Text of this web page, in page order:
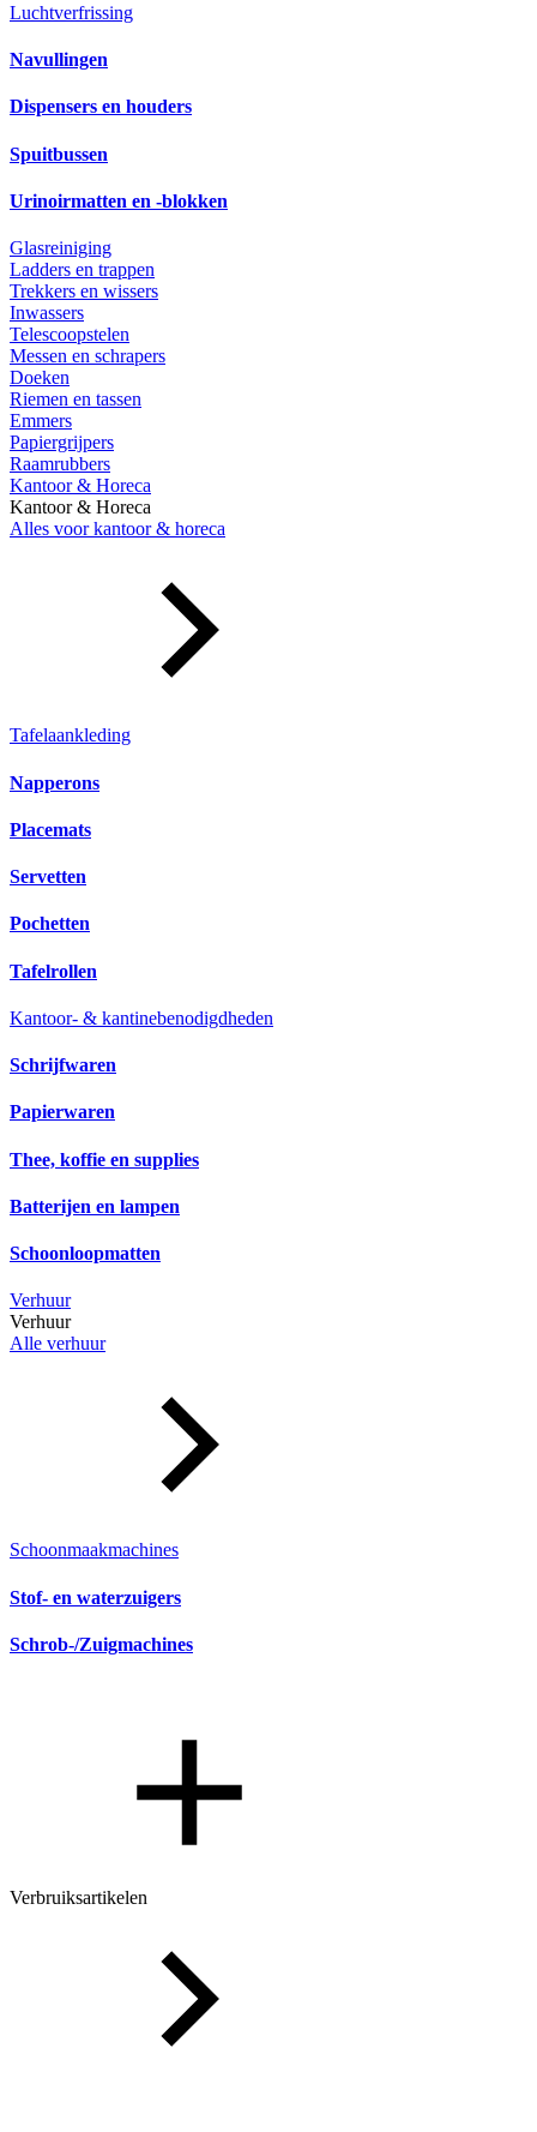
Luchtverfrissing
Navullingen
Dispensers en houders
Spuitbussen
Urinoirmatten en -blokken
Glasreiniging
Ladders en trappen
Trekkers en wissers
Inwassers
Telescoopstelen
Messen en schrapers
Doeken
Riemen en tassen
Emmers
Papiergrijpers
Raamrubbers
Kantoor & Horeca
Kantoor & Horeca
Alles voor kantoor & horeca
Tafelaankleding
Napperons
Placemats
Servetten
Pochetten
Tafelrollen
Kantoor- & kantinebenodigdheden
Schrijfwaren
Papierwaren
Thee, koffie en supplies
Batterijen en lampen
Schoonloopmatten
Verhuur
Verhuur
Alle verhuur
Schoonmaakmachines
Stof- en waterzuigers
Schrob-/Zuigmachines
Verbruiksartikelen